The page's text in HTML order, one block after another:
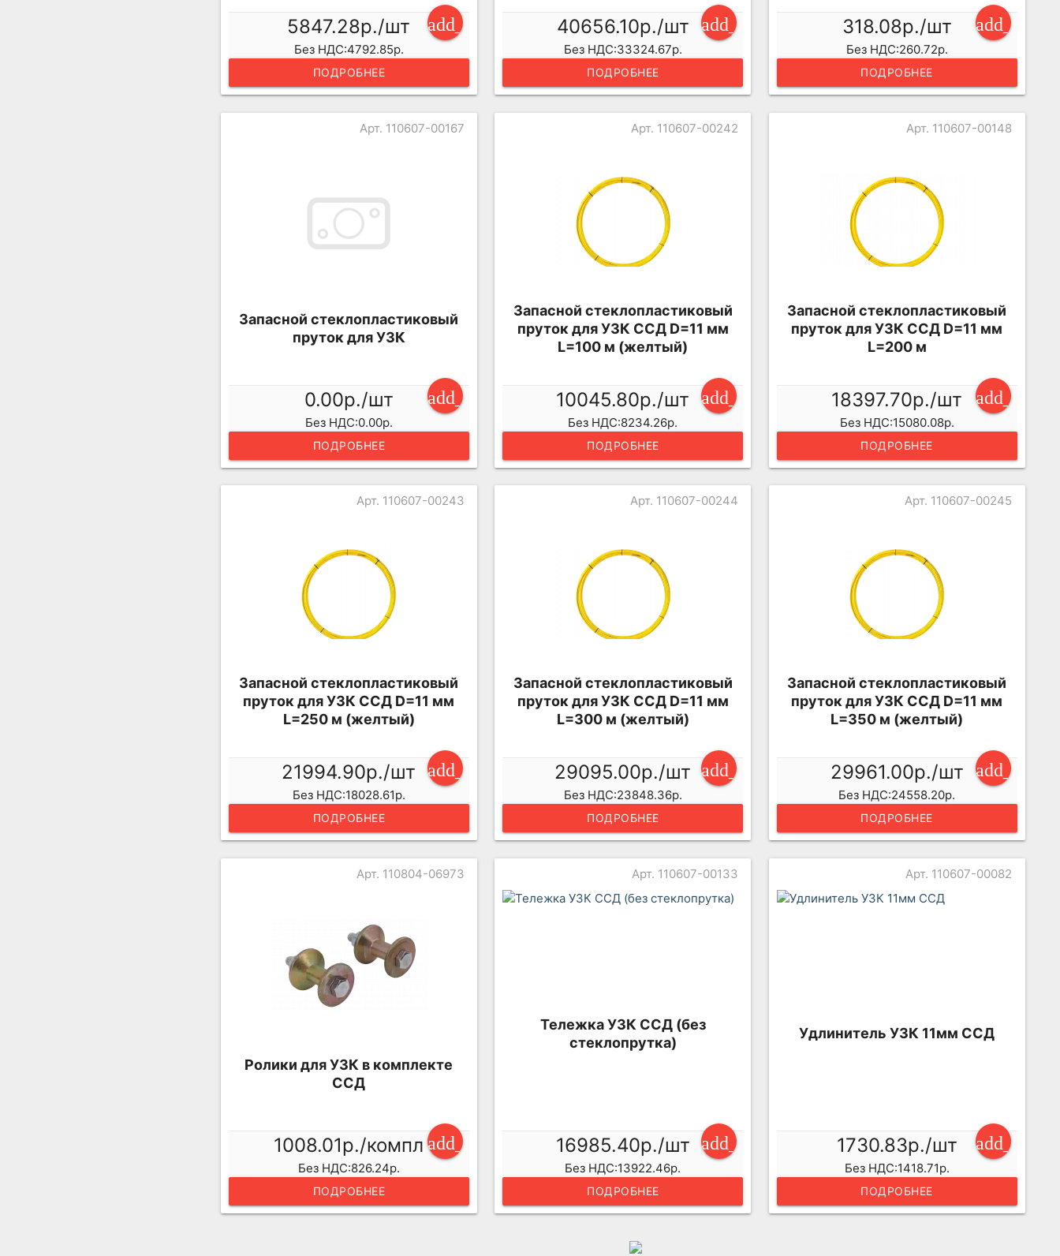
add_shopping_cart
5847.28р./шт
Без НДС:4792.85р.
ПОДРОБНЕЕ
add_shopping_cart
40656.10р./шт
Без НДС:33324.67р.
ПОДРОБНЕЕ
318.08р./шт
Без НДС:260.72р.
ПОДРОБНЕЕ
Арт. 110607-00167
Запасной стеклопластиковый
пруток для УЗК
add_shopping_cart
0.00р./шт
Без НДС:0.00р.
ПОДРОБНЕЕ
Арт. 110607-00242
Запасной стеклопластиковый
пруток для УЗК ССД D=11 мм
L=100 м (желтый)
add_shopping_cart
10045.80р./шт
Без НДС:8234.26р.
ПОДРОБНЕЕ
Арт. 110607-00148
Запасной стеклопластиковый
пруток для УЗК ССД D=11 мм
L=200 м
18397.70р./шт
Без НДС:15080.08р.
ПОДРОБНЕЕ
Арт. 110607-00243
Запасной стеклопластиковый
пруток для УЗК ССД D=11 мм
L=250 м (желтый)
add_shopping_cart
21994.90р./шт
Без НДС:18028.61р.
ПОДРОБНЕЕ
Арт. 110607-00244
Запасной стеклопластиковый
пруток для УЗК ССД D=11 мм
L=300 м (желтый)
add_shopping_cart
29095.00р./шт
Без НДС:23848.36р.
ПОДРОБНЕЕ
Арт. 110607-00245
Запасной стеклопластиковый
пруток для УЗК ССД D=11 мм
L=350 м (желтый)
29961.00р./шт
Без НДС:24558.20р.
ПОДРОБНЕЕ
Арт. 110804-06973
Ролики для УЗК в комплекте
ССД
add_shopping_cart
1008.01р./компл
Без НДС:826.24р.
ПОДРОБНЕЕ
Арт. 110607-00133
Тележка УЗК ССД (без
стеклопрутка)
add_shopping_cart
16985.40р./шт
Без НДС:13922.46р.
ПОДРОБНЕЕ
Арт. 110607-00082
Удлинитель УЗК 11мм ССД
1730.83р./шт
Без НДС:1418.71р.
ПОДРОБНЕЕ